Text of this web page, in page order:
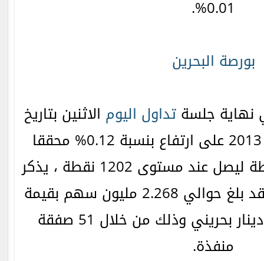
0.01%.
بورصة البحرين
جلسةتداول اليوم الاثنين بتاريخ
19 أغسطس/آب لعام 2013 على ارتفاع بنسبة 0.12% محققا
مكاسب بقيمة 1.47 نقطة ليصل عند مستوى 1202 نقطة ، يذكر
حجم التداول الإجمالي قد بلغ حوالي 2.268 مليون سهم بقيمة
تداول 334.488 ألف دينار بحريني وذلك من خلال 51 صفقة
منفذة.